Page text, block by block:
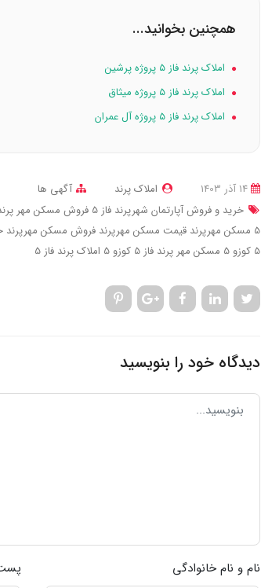
همچنین بخوانید...
املاک پرند فاز ۵ پروژه پرشین
املاک پرند فاز ۵ پروژه میثاق
املاک پرند فاز ۵ پروژه آل عمران
املاک پرند
آگهی ها
خرید و فروش آپارتمان شهرپرند فاز 5
فروش مسکن مهر پرند فاز 5
5 مسکن مهرپرند قیمت مسکن مهرپرند فروش مسکن مهرپرند
5 کوزو 5
مسکن مهر پرند فاز 5 کوزو 5 املاک پرند فاز 5
دیدگاه خود را بنویسید
نام و نام خانوادگی